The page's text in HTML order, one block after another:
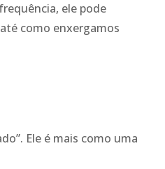
ele pode
como enxergamos
Ele é mais como uma